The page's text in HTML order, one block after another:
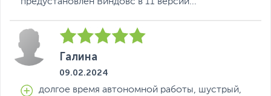
Галина
09.02.2024
долгое время автономной работы, шустрый,